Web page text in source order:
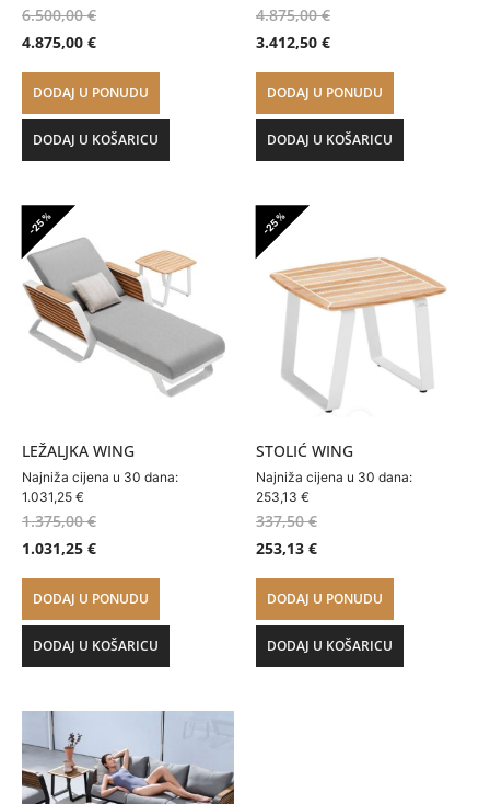
6.500,00€
4.875,00 €
DODAJ U PONUDU
DODAJ U KOŠARICU
4.875,00€
3.412,50 €
DODAJ U PONUDU
DODAJ U KOŠARICU
-25%
LEŽALJKA WING
Najniža cijena u 30 dana:
1.031,25 €
1.375,00€
1.031,25 €
DODAJ U PONUDU
DODAJ U KOŠARICU
-25%
STOLIĆ WING
Najniža cijena u 30 dana:
253,13 €
337,50€
253,13 €
DODAJ U PONUDU
DODAJ U KOŠARICU